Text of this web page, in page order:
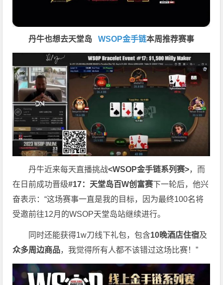
丹牛也想去天堂岛WSOP金手链本周推荐赛事
丹牛近来每天直播挑战<WSOP金手链系列赛>，而
在日前成功晋级#17：天堂岛百W创富赛下一轮后，他兴
奋表示：“这场赛事一直是我的目标，因为最终100名将
受邀前往12月的WSOP天堂岛站继续进行。
同时还能获得1w刀线下礼包，包含10晚酒店住宿及
众多周边商品，我觉得所有人都不该错过这场比赛！”